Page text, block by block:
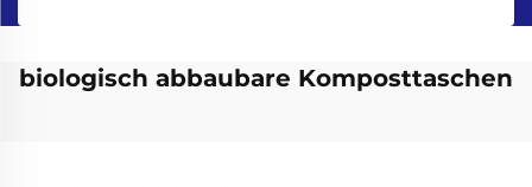
biologisch abbaubare Komposttaschen